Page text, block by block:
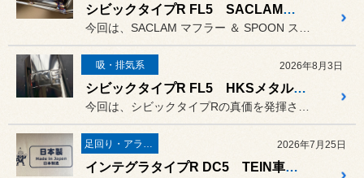
シビックタイプR FL5 SACLAMマフラー＆SPOONスプリング取り付けます！
吸・排気系 2026年8月3日
シビックタイプR FL5 HKSメタルキャタライザー取り付けます！
足回り・アライメント 2026年7月25日
インテグラタイプR DC5 TEIN車高調取り付けます！